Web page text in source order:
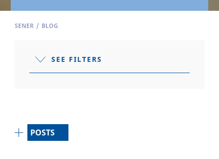
SENER / BLOG
SEE FILTERS
POSTS